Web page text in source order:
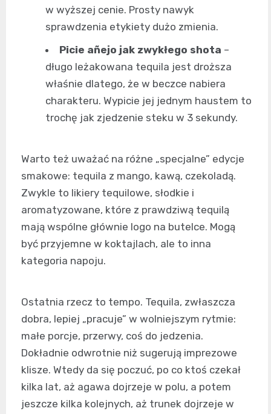
w wyższej cenie. Prosty nawyk
sprawdzenia etykiety dużo zmienia.
Picie añejo jak zwykłego shota –
długo leżakowana tequila jest droższa
właśnie dlatego, że w beczce nabiera
charakteru. Wypicie jej jednym haustem to
trochę jak zjedzenie steku w 3 sekundy.
Warto też uważać na różne „specjalne” edycje
smakowe: tequila z mango, kawą, czekoladą.
Zwykle to likiery tequilowe, słodkie i
aromatyzowane, które z prawdziwą tequilą
mają wspólne głównie logo na butelce. Mogą
być przyjemne w koktajlach, ale to inna
kategoria napoju.
Ostatnia rzecz to tempo. Tequila, zwłaszcza
dobra, lepiej „pracuje” w wolniejszym rytmie:
małe porcje, przerwy, coś do jedzenia.
Dokładnie odwrotnie niż sugerują imprezowe
klisze. Wtedy da się poczuć, po co ktoś czekał
kilka lat, aż agawa dojrzeje w polu, a potem
jeszcze kilka kolejnych, aż trunek dojrzeje w